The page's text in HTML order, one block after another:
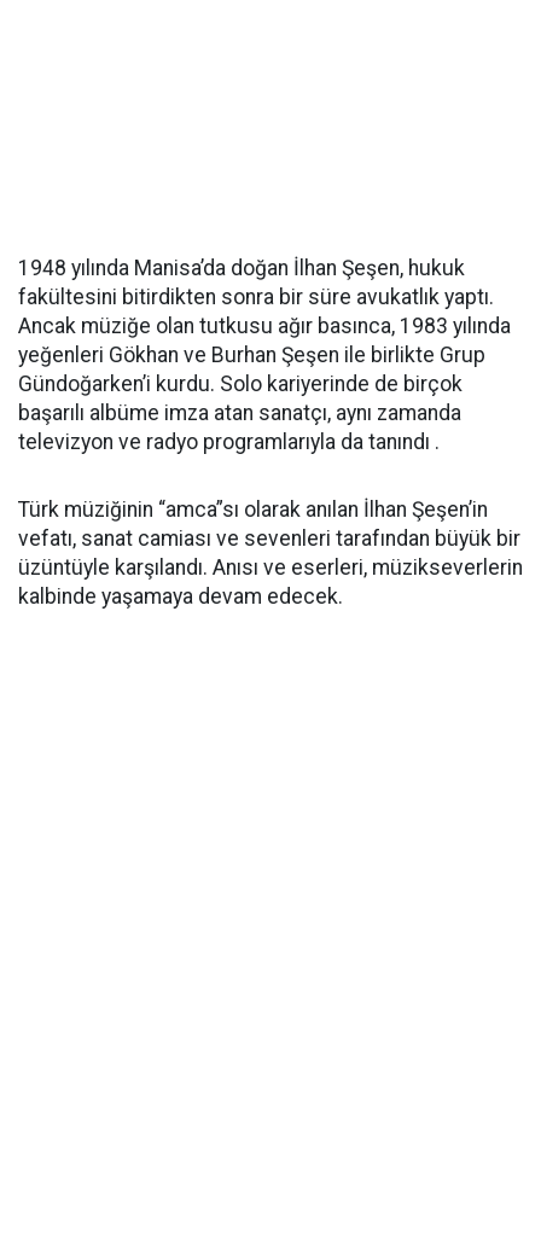
1948 yılında Manisa’da doğan İlhan Şeşen, hukuk
fakültesini bitirdikten sonra bir süre avukatlık yaptı.
Ancak müziğe olan tutkusu ağır basınca, 1983 yılında
yeğenleri Gökhan ve Burhan Şeşen ile birlikte Grup
Gündoğarken’i kurdu. Solo kariyerinde de birçok
başarılı albüme imza atan sanatçı, aynı zamanda
televizyon ve radyo programlarıyla da tanındı .
Türk müziğinin “amca”sı olarak anılan İlhan Şeşen’in
vefatı, sanat camiası ve sevenleri tarafından büyük bir
üzüntüyle karşılandı. Anısı ve eserleri, müzikseverlerin
kalbinde yaşamaya devam edecek.